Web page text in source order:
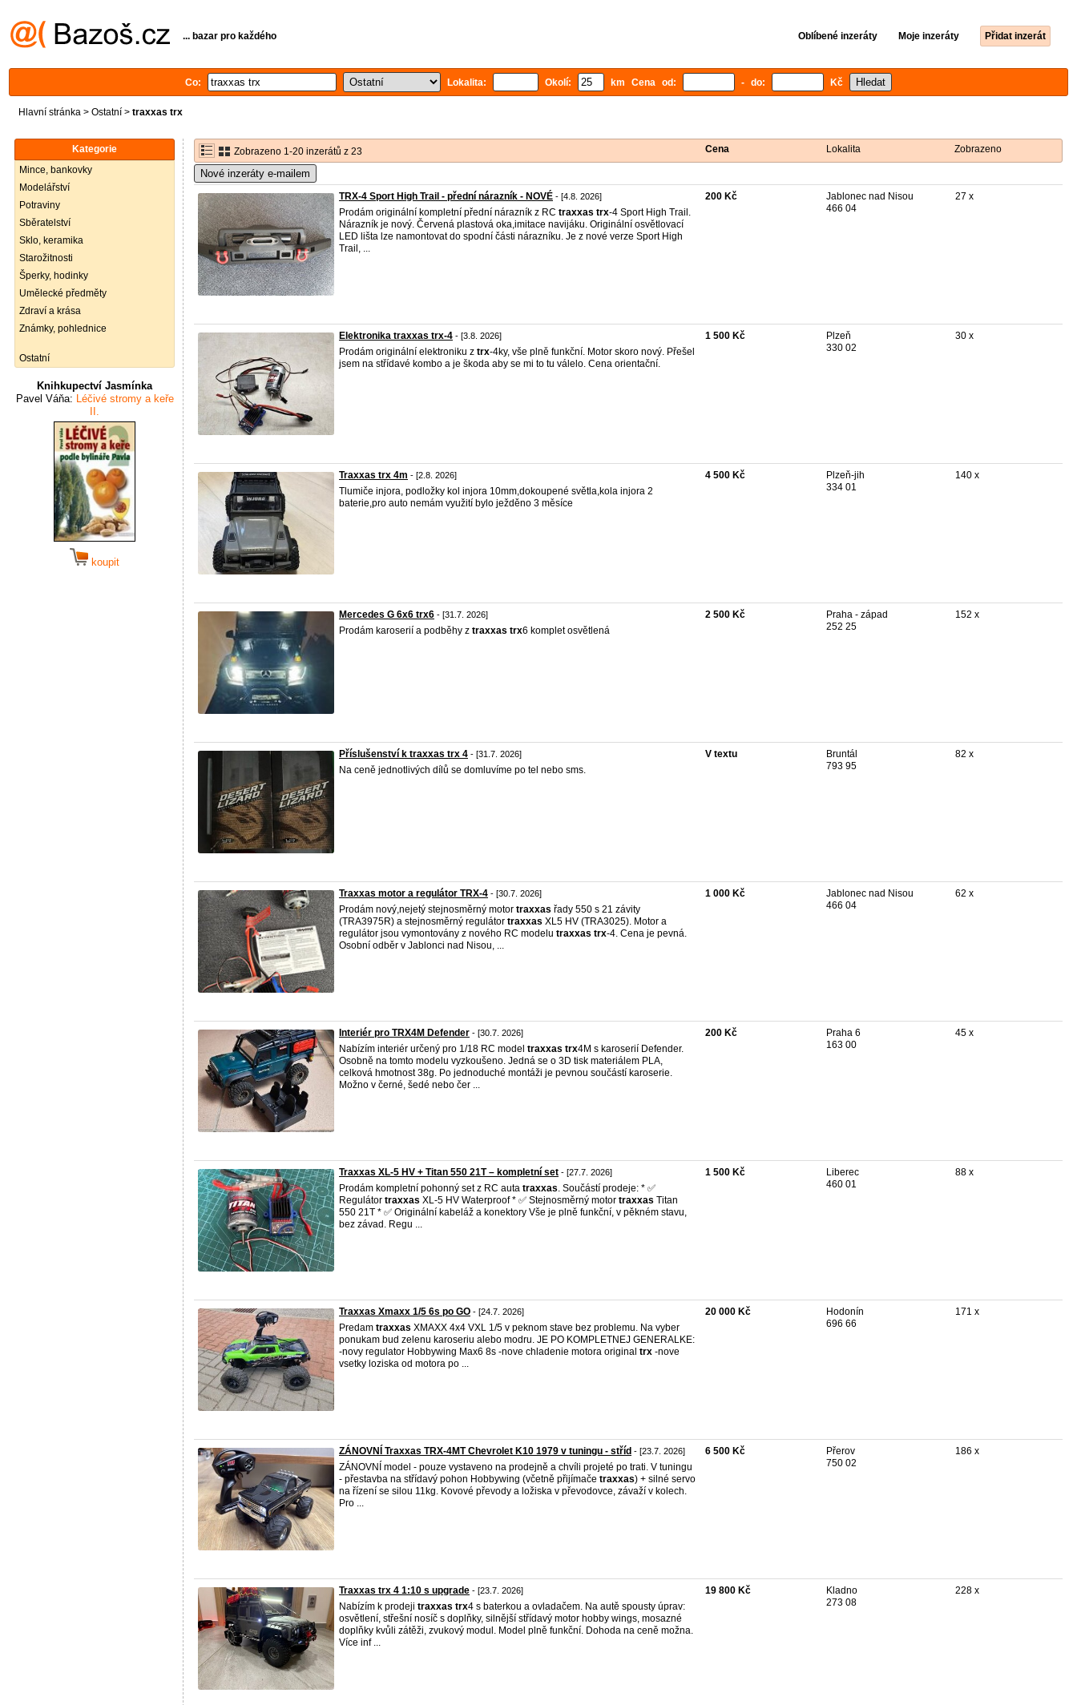
... bazar pro každého Oblíbené inzeráty Moje inzeráty Přidat inzerát
Co: Lokalita: Okolí: km Cena od: - do: Kč
Hlavní stránka > Ostatní > traxxas trx
Kategorie
Mince, bankovky
Modelářství
Potraviny
Sběratelství
Sklo, keramika
Starožitnosti
Šperky, hodinky
Umělecké předměty
Zdraví a krása
Známky, pohlednice
Ostatní
Knihkupectví Jasmínka
Pavel Váňa: Léčivé stromy a keře
II.
koupit
Zobrazeno 1-20 inzerátů z 23 Cena Lokalita Zobrazeno
Nové inzeráty e-mailem
TRX-4 Sport High Trail - přední nárazník - NOVÉ - [4.8. 2026]
Prodám originální kompletní přední nárazník z RC traxxas trx-4 Sport High Trail.
Nárazník je nový. Červená plastová oka,imitace navijáku. Originální osvětlovací
LED lišta lze namontovat do spodní části nárazníku. Je z nové verze Sport High
Trail, ...
200 Kč
Jablonec nad Nisou
466 04
27 x
Elektronika traxxas trx-4 - [3.8. 2026]
Prodám originální elektroniku z trx-4ky, vše plně funkční. Motor skoro nový. Přešel
jsem na střídavé kombo a je škoda aby se mi to tu válelo. Cena orientační.
1 500 Kč
Plzeň
330 02
30 x
Traxxas trx 4m - [2.8. 2026]
Tlumiče injora, podložky kol injora 10mm,dokoupené světla,kola injora 2
baterie,pro auto nemám využití bylo ježděno 3 měsíce
4 500 Kč
Plzeň-jih
334 01
140 x
Mercedes G 6x6 trx6 - [31.7. 2026]
Prodám karoserií a podběhy z traxxas trx6 komplet osvětlená
2 500 Kč
Praha - západ
252 25
152 x
Příslušenství k traxxas trx 4 - [31.7. 2026]
Na ceně jednotlivých dílů se domluvíme po tel nebo sms.
V textu
Bruntál
793 95
82 x
Traxxas motor a regulátor TRX-4 - [30.7. 2026]
Prodám nový,nejetý stejnosměrný motor traxxas řady 550 s 21 závity
(TRA3975R) a stejnosměrný regulátor traxxas XL5 HV (TRA3025). Motor a
regulátor jsou vymontovány z nového RC modelu traxxas trx-4. Cena je pevná.
Osobní odběr v Jablonci nad Nisou, ...
1 000 Kč
Jablonec nad Nisou
466 04
62 x
Interiér pro TRX4M Defender - [30.7. 2026]
Nabízím interiér určený pro 1/18 RC model traxxas trx4M s karoserií Defender.
Osobně na tomto modelu vyzkoušeno. Jedná se o 3D tisk materiálem PLA,
celková hmotnost 38g. Po jednoduché montáži je pevnou součástí karoserie.
Možno v černé, šedé nebo čer ...
200 Kč
Praha 6
163 00
45 x
Traxxas XL-5 HV + Titan 550 21T – kompletní set - [27.7. 2026]
Prodám kompletní pohonný set z RC auta traxxas. Součástí prodeje: * ✅
Regulátor traxxas XL-5 HV Waterproof * ✅ Stejnosměrný motor traxxas Titan
550 21T * ✅ Originální kabeláž a konektory Vše je plně funkční, v pěkném stavu,
bez závad. Regu ...
1 500 Kč
Liberec
460 01
88 x
Traxxas Xmaxx 1/5 6s po GO - [24.7. 2026]
Predam traxxas XMAXX 4x4 VXL 1/5 v peknom stave bez problemu. Na vyber
ponukam bud zelenu karoseriu alebo modru. JE PO KOMPLETNEJ GENERALKE:
-novy regulator Hobbywing Max6 8s -nove chladenie motora original trx -nove
vsetky loziska od motora po ...
20 000 Kč
Hodonín
696 66
171 x
ZÁNOVNÍ Traxxas TRX-4MT Chevrolet K10 1979 v tuningu - stříd - [23.7. 2026]
ZÁNOVNÍ model - pouze vystaveno na prodejně a chvíli projeté po trati. V tuningu
- přestavba na střídavý pohon Hobbywing (včetně přijímače traxxas) + silné servo
na řízení se silou 11kg. Kovové převody a ložiska v převodovce, závaží v kolech.
Pro ...
6 500 Kč
Přerov
750 02
186 x
Traxxas trx 4 1:10 s upgrade - [23.7. 2026]
Nabízím k prodeji traxxas trx4 s baterkou a ovladačem. Na autě spousty úprav:
osvětlení, střešní nosíč s doplňky, silnější střídavý motor hobby wings, mosazné
doplňky kvůli zátěži, zvukový modul. Model plně funkční. Dohoda na ceně možna.
Více inf ...
19 800 Kč
Kladno
273 08
228 x